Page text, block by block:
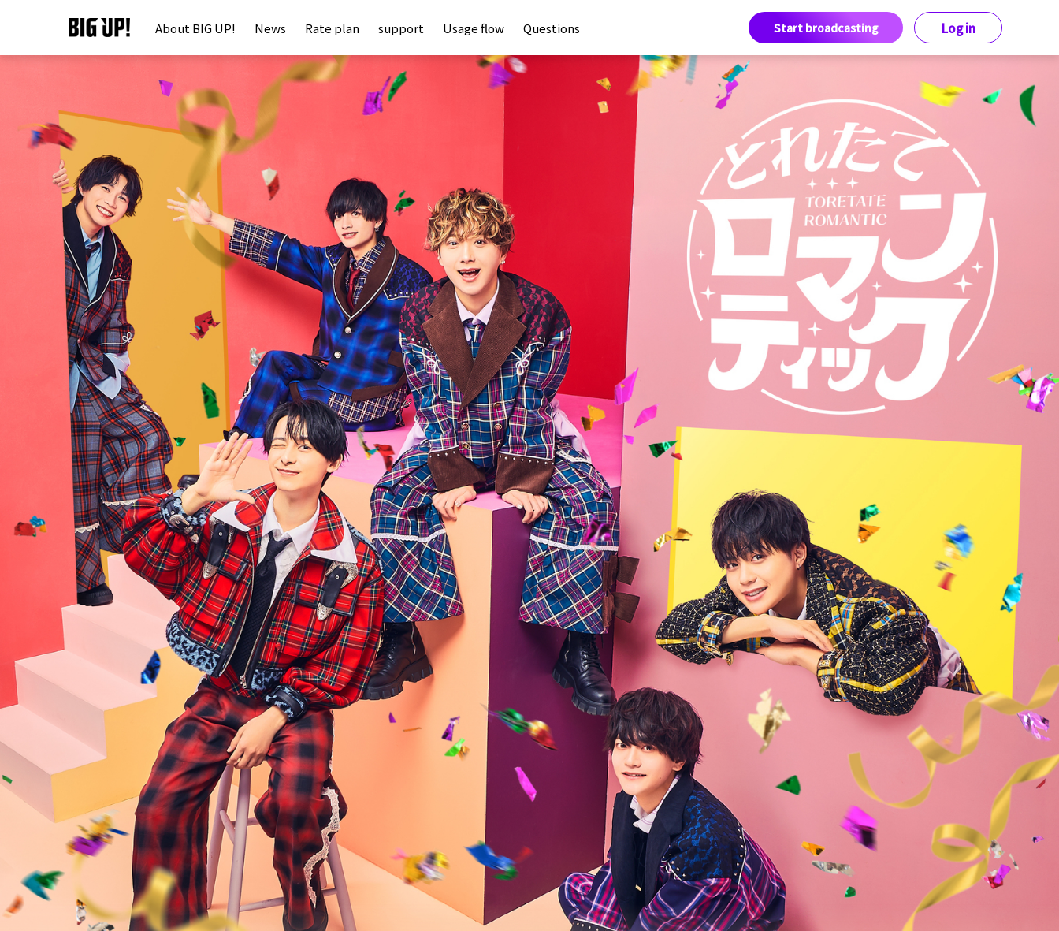
About BIG UP! News Rate plan support Usage flow Questions Start broadcasting Log in